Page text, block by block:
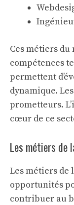
Ces métiers
compétences
permettent
dynamique.
prometteurs.
cœur de ce
Les métiers de
Les métiers de
opportunités
contribuer au